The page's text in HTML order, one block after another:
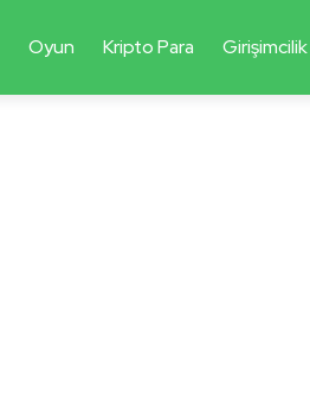
Oyun Kripto Para Girişimcilik